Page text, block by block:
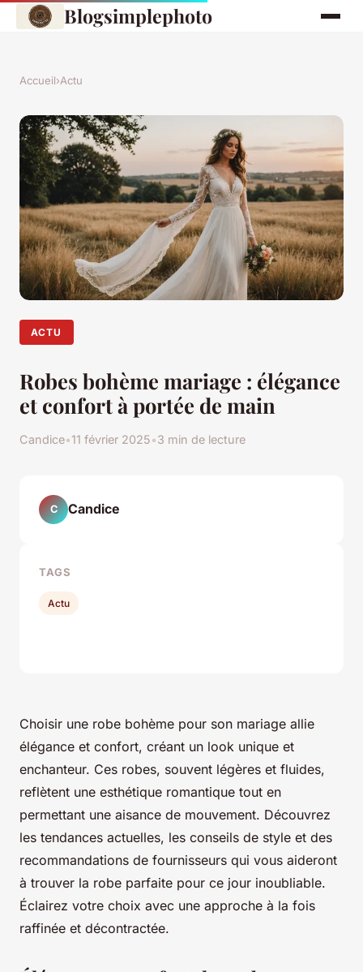
Blogsimplephoto
Accueil›Actu
ACTU
Robes bohème mariage : élégance
et confort à portée de main
Candice•11 février 2025•3 min de lecture
Choisir une robe bohème pour son mariage allie
élégance et confort, créant un look unique et
enchanteur. Ces robes, souvent légères et fluides,
reflètent une esthétique romantique tout en
permettant une aisance de mouvement. Découvrez
les tendances actuelles, les conseils de style et des
recommandations de fournisseurs qui vous aideront
à trouver la robe parfaite pour ce jour inoubliable.
Éclairez votre choix avec une approche à la fois
raffinée et décontractée.
C Candice
TAGS
Actu